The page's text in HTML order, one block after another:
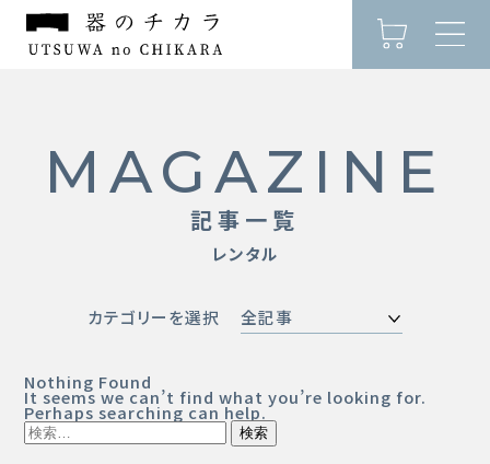
作家の器とは
ITEM
MAGAZINE
記事一覧
レンタル
カテゴリーを選択 全記事
Nothing Found
It seems we can’t find what you’re looking for.
Perhaps searching can help.
検
索: